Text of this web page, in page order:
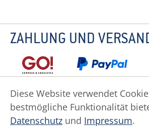
ZAHLUNG UND
Datenschutz Impressum
Widerrufsformular
AGB
Diese Website verwendet
bestmögliche Funktionalität
Datenschutz und Impressum.